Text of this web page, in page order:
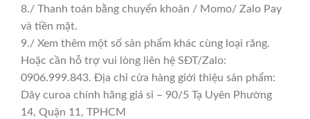
8./ Thanh toán bằng chuyển khoản / Momo/ Zalo Pay
và tiền mặt.
9./ Xem thêm một số sản phẩm khác cùng loại răng.
Hoặc cần hỗ trợ vui lòng liên hệ SĐT/Zalo:
0906.999.843. Địa chỉ cửa hàng giới thiệu sản phẩm:
Dây curoa chính hãng giá sỉ – 90/5 Tạ Uyên Phường
14, Quận 11, TPHCM